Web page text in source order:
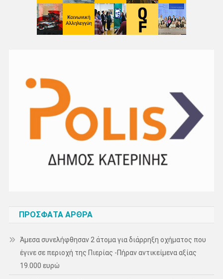
ΠΡΌΣΦΑΤΑ ΆΡΘΡΑ
Άμεσα συνελήφθησαν 2 άτομα για διάρρηξη οχήματος που
έγινε σε περιοχή της Πιερίας -Πήραν αντικείμενα αξίας
19.000 ευρώ